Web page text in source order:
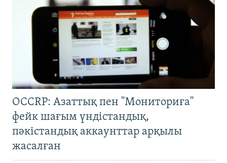
OCCRP: Азаттық пен "Мониториға"
фейк шағым үндістандық,
пәкістандық аккаунттар арқылы
жасалған